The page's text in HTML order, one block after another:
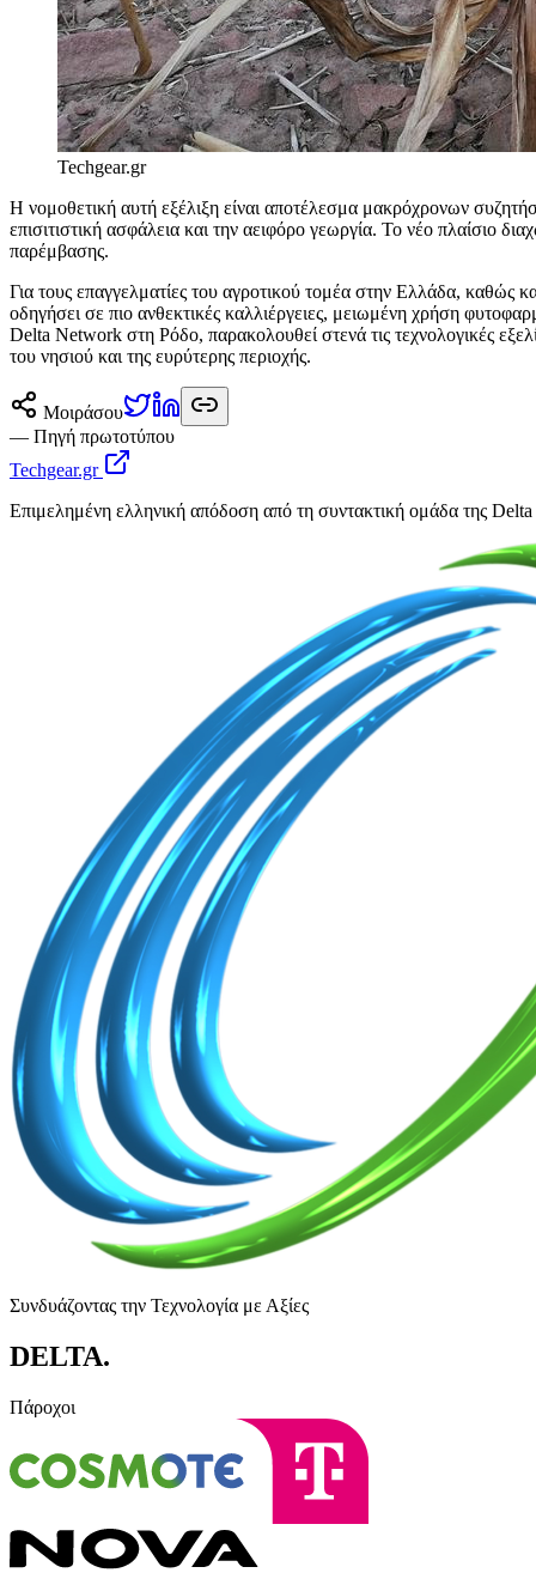
Techgear.gr
Η νομοθετική αυτή εξέλιξη είναι αποτέλεσμα μακρόχρονων
επισιτιστική ασφάλεια και την αειφόρο γεωργία. Το νέο πλαίσιο
παρέμβασης.
Για τους επαγγελματίες του αγροτικού τομέα στην Ελλάδα, καθώς
οδηγήσει σε πιο ανθεκτικές καλλιέργειες, μειωμένη χρήση
Delta Network στη Ρόδο, παρακολουθεί στενά τις τεχνολογικές
του νησιού και της ευρύτερης περιοχής.
Μοιράσου
— Πηγή πρωτοτύπου
Techgear.gr
Επιμελημένη ελληνική απόδοση από τη συντακτική ομάδα της
Συνδυάζοντας την Τεχνολογία με Αξίες
DELTA.
Πάροχοι